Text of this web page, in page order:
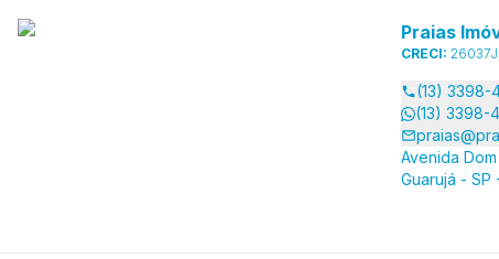
Praias
CRECI: 26037J
(13) 3398-
(13) 3398-
Avenida
Guarujá - SP